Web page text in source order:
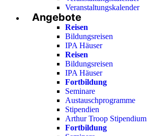
Veranstaltungskalender
Angebote
Reisen
Bildungsreisen
IPA Häuser
Reisen
Bildungsreisen
IPA Häuser
Fortbildung
Seminare
Austauschprogramme
Stipendien
Arthur Troop Stipendium
Fortbildung